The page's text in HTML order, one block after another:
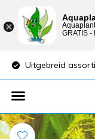
Uitgebreid
GRATIS -